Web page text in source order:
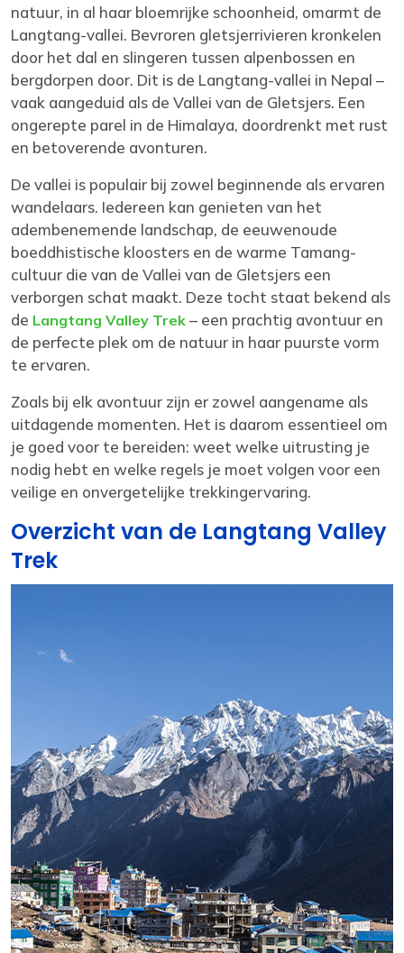
natuur, in al haar bloemrijke schoonheid, omarmt de
Langtang-vallei. Bevroren gletsjerrivieren kronkelen
door het dal en slingeren tussen alpenbossen en
bergdorpen door. Dit is de Langtang-vallei in Nepal –
vaak aangeduid als de Vallei van de Gletsjers. Een
ongerepte parel in de Himalaya, doordrenkt met rust
en betoverende avonturen.
De vallei is populair bij zowel beginnende als ervaren
wandelaars. Iedereen kan genieten van het
adembenemende landschap, de eeuwenoude
boeddhistische kloosters en de warme Tamang-
cultuur die van de Vallei van de Gletsjers een
verborgen schat maakt. Deze tocht staat bekend als
de Langtang Valley Trek – een prachtig avontuur en
de perfecte plek om de natuur in haar puurste vorm
te ervaren.
Zoals bij elk avontuur zijn er zowel aangename als
uitdagende momenten. Het is daarom essentieel om
je goed voor te bereiden: weet welke uitrusting je
nodig hebt en welke regels je moet volgen voor een
veilige en onvergetelijke trekkingervaring.
Overzicht van de Langtang Valley
Trek